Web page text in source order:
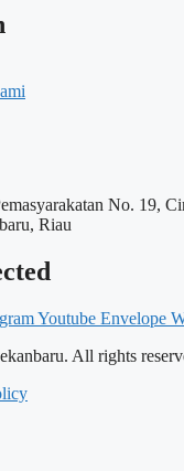
No. 19,
Riau
Youtube Envelope
All rights